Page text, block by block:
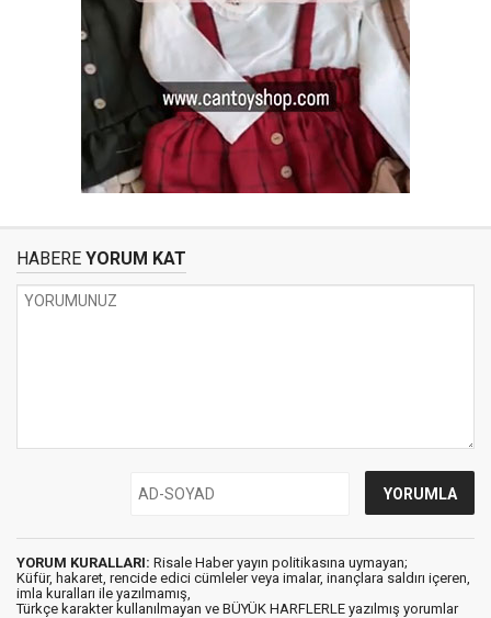
HABERE YORUM KAT
YORUM KURALLARI: Risale Haber yayın politikasına uymayan;
Küfür, hakaret, rencide edici cümleler veya imalar, inançlara saldırı içeren,
imla kuralları ile yazılmamış,
Türkçe karakter kullanılmayan ve BÜYÜK HARFLERLE yazılmış yorumlar